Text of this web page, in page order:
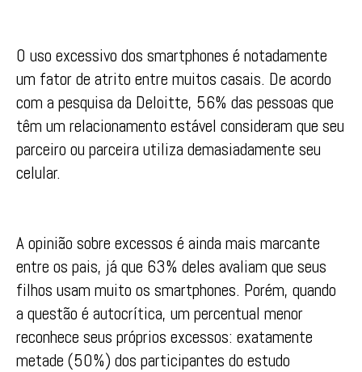
O uso excessivo dos smartphones é notadamente
um fator de atrito entre muitos casais. De acordo
com a pesquisa da Deloitte, 56% das pessoas que
têm um relacionamento estável consideram que seu
parceiro ou parceira utiliza demasiadamente seu
celular.
A opinião sobre excessos é ainda mais marcante
entre os pais, já que 63% deles avaliam que seus
filhos usam muito os smartphones. Porém, quando
a questão é autocrítica, um percentual menor
reconhece seus próprios excessos: exatamente
metade (50%) dos participantes do estudo